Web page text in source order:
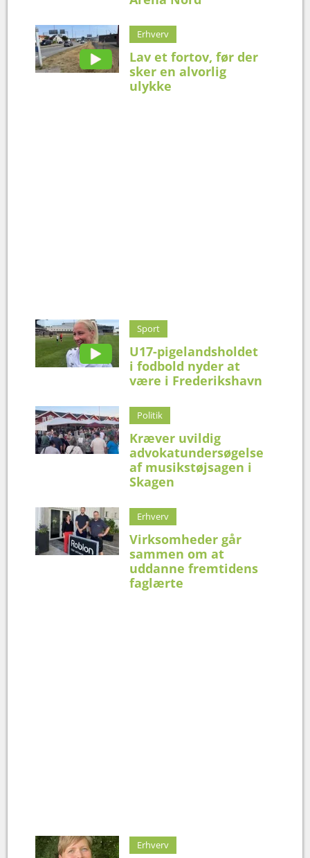
Erhverv
Lav et fortov, før der
sker en alvorlig
ulykke
Sport
U17-pigelandsholdet
i fodbold nyder at
være i Frederikshavn
Politik
Kræver uvildig
advokatundersøgelse
af musikstøjsagen i
Skagen
Erhverv
Virksomheder går
sammen om at
uddanne fremtidens
faglærte
Erhverv